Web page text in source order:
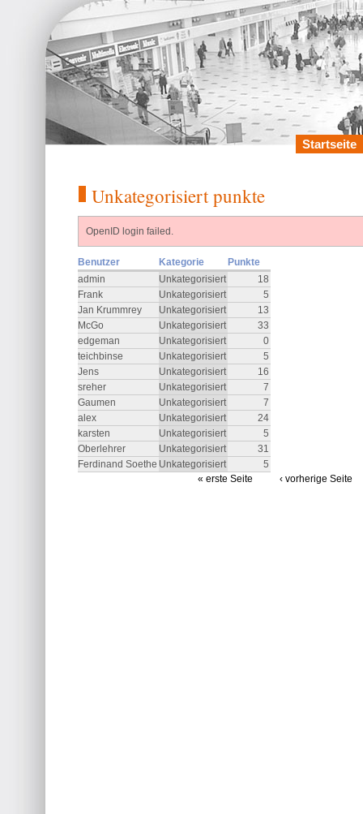
Startseite
Unkategorisiert punkte
OpenID login failed.
Benutzer Kategorie
Punkte
admin
Unkategorisiert
18
Frank
Unkategorisiert
5
Jan Krummrey
Unkategorisiert
13
McGo
Unkategorisiert
33
edgeman
Unkategorisiert
0
teichbinse
Unkategorisiert
5
Jens
Unkategorisiert
16
sreher
Unkategorisiert
7
Gaumen
Unkategorisiert
7
alex
Unkategorisiert
24
karsten
Unkategorisiert
5
Oberlehrer
Unkategorisiert
31
Ferdinand Soethe Unkategorisiert
5
« erste Seite
‹ vorherige Seite